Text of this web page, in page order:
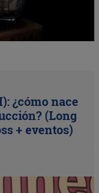
¿cómo nace
(Long
+ eventos)